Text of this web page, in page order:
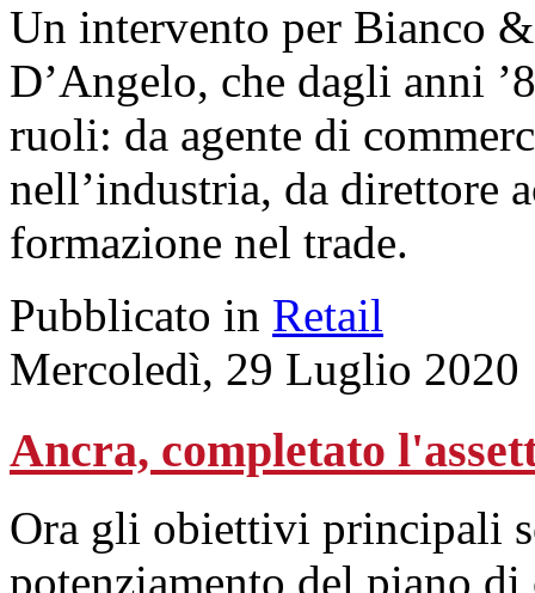
Un intervento per Bianco
D’Angelo, che dagli anni
ruoli: da agente di
nell’industria, da direttore
formazione nel trade.
Pubblicato in Retail
Mercoledì, 29 Luglio 2020
Ancra, completato
Ora gli obiettivi principali
potenziamento del piano